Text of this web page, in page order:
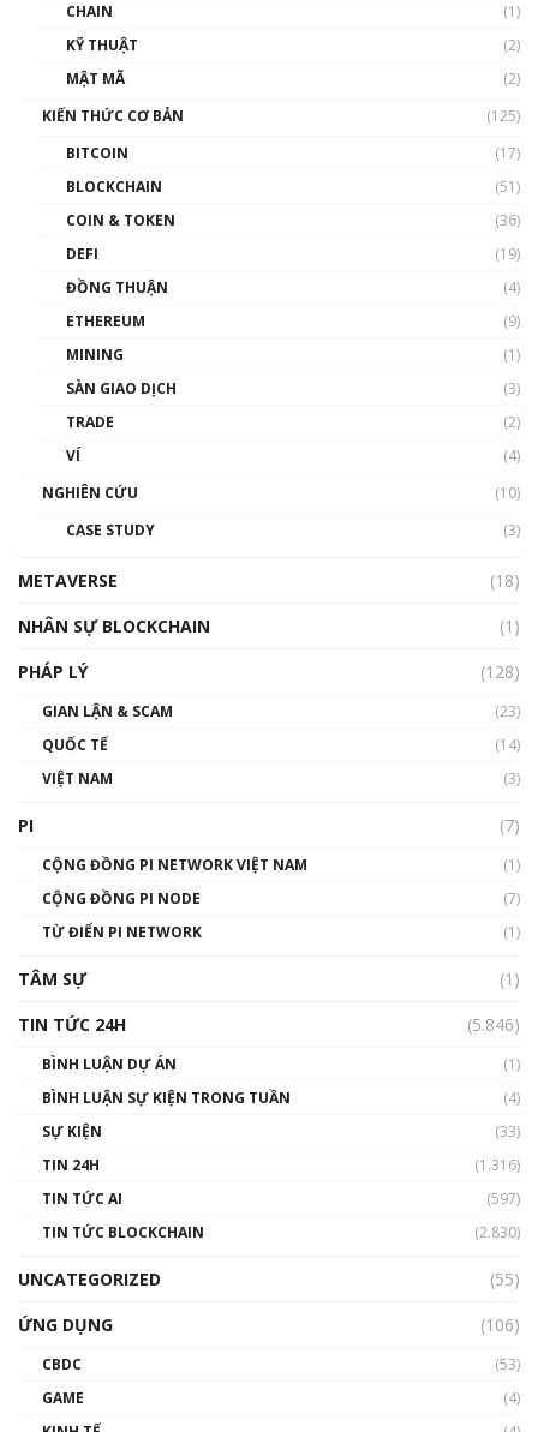
00:43:47
như thể nào?
00:39:31
Phổ cập Blockchain
thống & Crypto qua các cuộc chiến | Phổ cập
01:32:59
gió ấm
Talkshow 14: MemeCoin – Trò đùa tỷ đô
01:29:26
CHAIN
(1)
KỸ THUẬT
(2)
MẬT MÃ
(2)
KIẾN THỨC CƠ BẢN
(125)
BITCOIN
(17)
BLOCKCHAIN
(51)
COIN & TOKEN
(36)
DEFI
(19)
ĐỒNG THUẬN
(4)
ETHEREUM
(9)
MINING
(1)
SÀN GIAO DỊCH
(3)
TRADE
(2)
VÍ
(4)
NGHIÊN CỨU
(10)
CASE STUDY
(3)
METAVERSE
(18)
NHÂN SỰ BLOCKCHAIN
(1)
PHÁP LÝ
(128)
GIAN LẬN & SCAM
(23)
QUỐC TẾ
(14)
VIỆT NAM
(3)
PI (7)
CỘNG ĐỒNG PI NETWORK VIỆT NAM
(1)
CỘNG ĐỒNG PI NODE
(7)
TỪ ĐIỂN PI NETWORK
(1)
TÂM SỰ
(1)
TIN TỨC 24H
(5.846)
BÌNH LUẬN DỰ ÁN
(1)
BÌNH LUẬN SỰ KIỆN TRONG TUẦN
(4)
SỰ KIỆN
(33)
TIN 24H
(1.316)
TIN TỨC AI
(597)
TIN TỨC BLOCKCHAIN
(2.830)
UNCATEGORIZED
(55)
ỨNG DỤNG
(106)
CBDC
(53)
GAME
(4)